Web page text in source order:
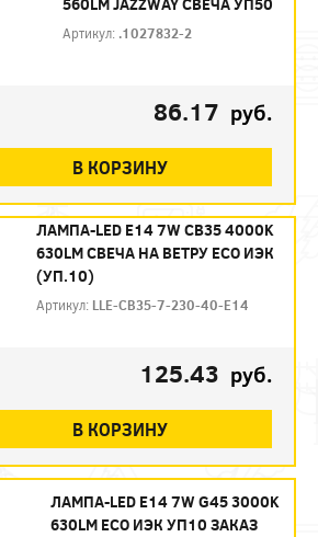
Артикул: .1027832-2
86.17 руб.
В КОРЗИНУ
ЛАМПА-LED E14 7W CB35 4000K
630LM СВЕЧА НА ВЕТРУ ECO ИЭК
(УП.10)
Артикул: LLE-CB35-7-230-40-E14
125.43 руб.
В КОРЗИНУ
ЛАМПА-LED E14 7W G45 3000K
630LM ECO ИЭК УП10 ЗАКАЗ